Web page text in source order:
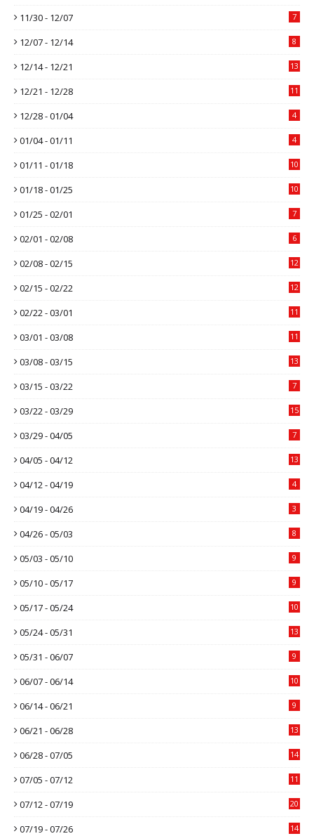
11/30 - 12/07 7
12/07 - 12/14 8
12/14 - 12/21 13
12/21 - 12/28 11
12/28 - 01/04 4
01/04 - 01/11 4
01/11 - 01/18 10
01/18 - 01/25 10
01/25 - 02/01 7
02/01 - 02/08 6
02/08 - 02/15 12
02/15 - 02/22 12
02/22 - 03/01 11
03/01 - 03/08 11
03/08 - 03/15 13
03/15 - 03/22 7
03/22 - 03/29 15
03/29 - 04/05 7
04/05 - 04/12 13
04/12 - 04/19 4
04/19 - 04/26 3
04/26 - 05/03 8
05/03 - 05/10 9
05/10 - 05/17 9
05/17 - 05/24 10
05/24 - 05/31 13
05/31 - 06/07 9
06/07 - 06/14 10
06/14 - 06/21 9
06/21 - 06/28 13
06/28 - 07/05 14
07/05 - 07/12 11
07/12 - 07/19 20
07/19 - 07/26 14